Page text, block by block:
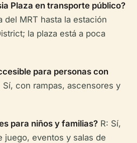
Plaza en transporte público?
del MRT hasta la estación
la plaza está a poca
para personas con
Sí, con rampas, ascensores y
para niños y familias? R: Sí,
juego, eventos y salas de